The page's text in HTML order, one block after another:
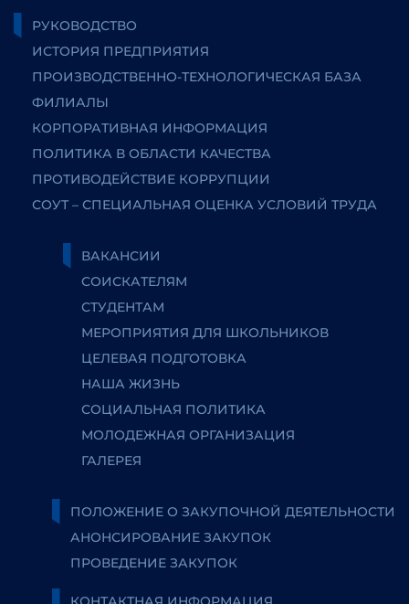
РУКОВОДСТВО
ИСТОРИЯ ПРЕДПРИЯТИЯ
ПРОИЗВОДСТВЕННО-ТЕХНОЛОГИЧЕСКАЯ БАЗА
ФИЛИАЛЫ
КОРПОРАТИВНАЯ ИНФОРМАЦИЯ
ПОЛИТИКА В ОБЛАСТИ КАЧЕСТВА
ПРОТИВОДЕЙСТВИЕ КОРРУПЦИИ
СОУТ – СПЕЦИАЛЬНАЯ ОЦЕНКА УСЛОВИЙ ТРУДА
ВАКАНСИИ
СОИСКАТЕЛЯМ
СТУДЕНТАМ
МЕРОПРИЯТИЯ ДЛЯ ШКОЛЬНИКОВ
ЦЕЛЕВАЯ ПОДГОТОВКА
НАША ЖИЗНЬ
СОЦИАЛЬНАЯ ПОЛИТИКА
МОЛОДЕЖНАЯ ОРГАНИЗАЦИЯ
ГАЛЕРЕЯ
ПОЛОЖЕНИЕ О ЗАКУПОЧНОЙ ДЕЯТЕЛЬНОСТИ
АНОНСИРОВАНИЕ ЗАКУПОК
ПРОВЕДЕНИЕ ЗАКУПОК